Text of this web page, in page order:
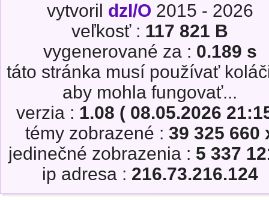
vytvoril dzI/O 2015 - 2026
veľkosť : 117 821 B
vygenerované za : 0.189 s
táto stránka musí používať
aby mohla fungovať...
verzia : 1.08 ( 08.05.2026
témy zobrazené : 39 325 660
jedinečné zobrazenia : 5 337
ip adresa : 216.73.216.124